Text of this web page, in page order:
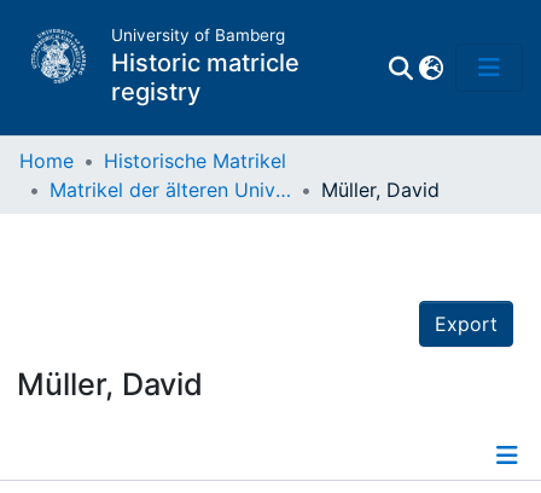
University of Bamberg
Historic matricle
registry
Home
Historische Matrikel
Matrikel der älteren Universität
Müller, David
Export
Müller, David